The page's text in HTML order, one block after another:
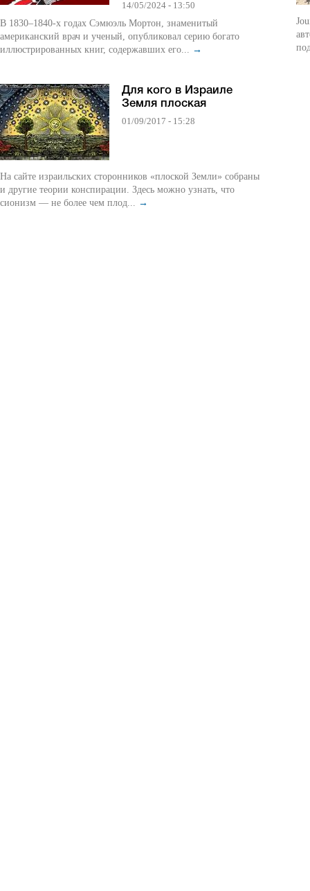
14/05/2024 - 13:50
В 1830–1840‑х годах Сэмюэль Мортон, знаменитый
американский врач и ученый, опубликовал серию богато
иллюстрированных книг, содержавших его...
→
Для кого в Израиле
Земля плоская
01/09/2017 - 15:28
На сайте израильских сторонников «плоской Земли» собраны
и другие теории конспирации. Здесь можно узнать, что
сионизм — не более чем плод... →